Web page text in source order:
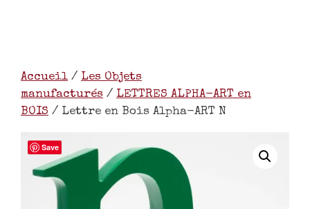
Accueil/ Les Objets
manufacturés / LETTRES ALPHA-ART en
BOIS / Lettre en Bois Alpha-ART N
Save